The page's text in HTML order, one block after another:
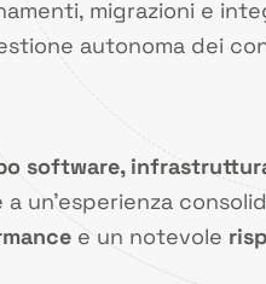
migrazioni e
autonoma dei
software,
a un’esperienza
e un notevole